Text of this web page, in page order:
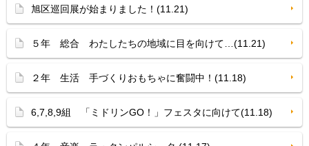
旭区巡回展が始まりました！(11.21)
５年 総合 わたしたちの地域に目を向けて…(11.21)
２年 生活 手づくりおもちゃに奮闘中！(11.18)
6,7,8,9組 「ミドリンGO！」フェスタに向けて(11.18)